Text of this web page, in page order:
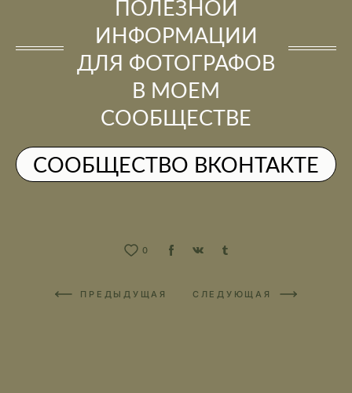
ПОЛЕЗНОЙ
ИНФОРМАЦИИ
ДЛЯ ФОТОГРАФОВ
В МОЕМ
СООБЩЕСТВЕ
СООБЩЕСТВО ВКОНТАКТЕ
0
ПРЕДЫДУЩАЯ СЛЕДУЮЩАЯ